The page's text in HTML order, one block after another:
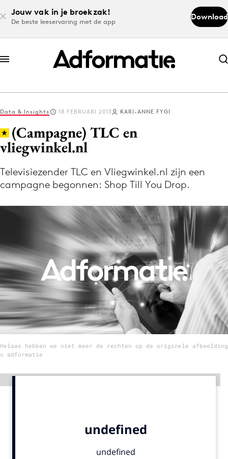
Jouw vak in je broekzak!
De beste leeservaring met de app
Download
Abonneer nu
Abonneer nu
Log in
Volg het laatste nieuws via de Adformatie
Nieuws app
Menu
Home
9 sept: GenAI-training
12 nov: MarketingLive!
Adverteren
Events
Data & Insights 18 FEBRUARI 2013 KARI-ANNE FYGI
(Campagne) TLC en
vliegwinkel.nl
Televisiezender TLC en Vliegwinkel.nl zijn een
campagne begonnen: Shop Till You Drop.
Helaas hebben we niet meer de rechten op de originele afbeelding
© adformatie